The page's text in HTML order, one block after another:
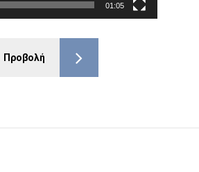
01:05
Προβολή